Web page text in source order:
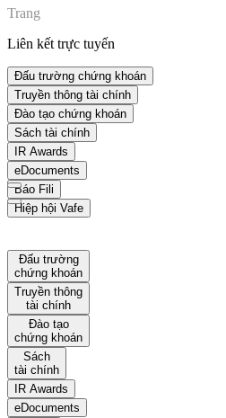
Trang
Liên kết trực tuyến
Đấu trường chứng khoán
Truyền thông tài chính
Đào tạo chứng khoán
Sách tài chính
IR Awards
eDocuments
Báo Fili
Hiệp hội Vafe
Đấu trường
chứng khoán
Truyền thông
tài chính
Đào tạo
chứng khoán
Sách
tài chính
IR Awards
eDocuments